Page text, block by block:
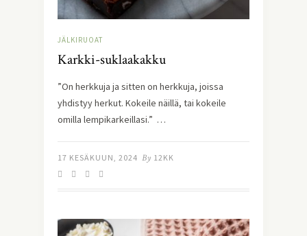
JÄLKIRUOAT
Karkki-suklaakakku
”On herkkuja ja sitten on herkkuja, joissa
yhdistyy herkut. Kokeile näillä, tai kokeile
omilla lempikarkeillasi.” …
17 KESÄKUUN, 2024 By 12KK